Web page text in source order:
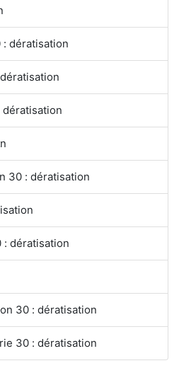
dératisation
30 : dératisation
dératisation
30 : dératisation
30 : dératisation